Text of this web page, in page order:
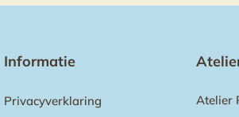
Informatie
Privacyverklaring
Atelier